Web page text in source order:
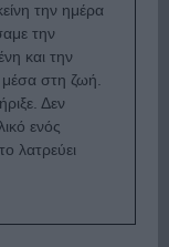
την ημέρα
την
και την
στη ζωή.
Δεν
ενός
λατρεύει